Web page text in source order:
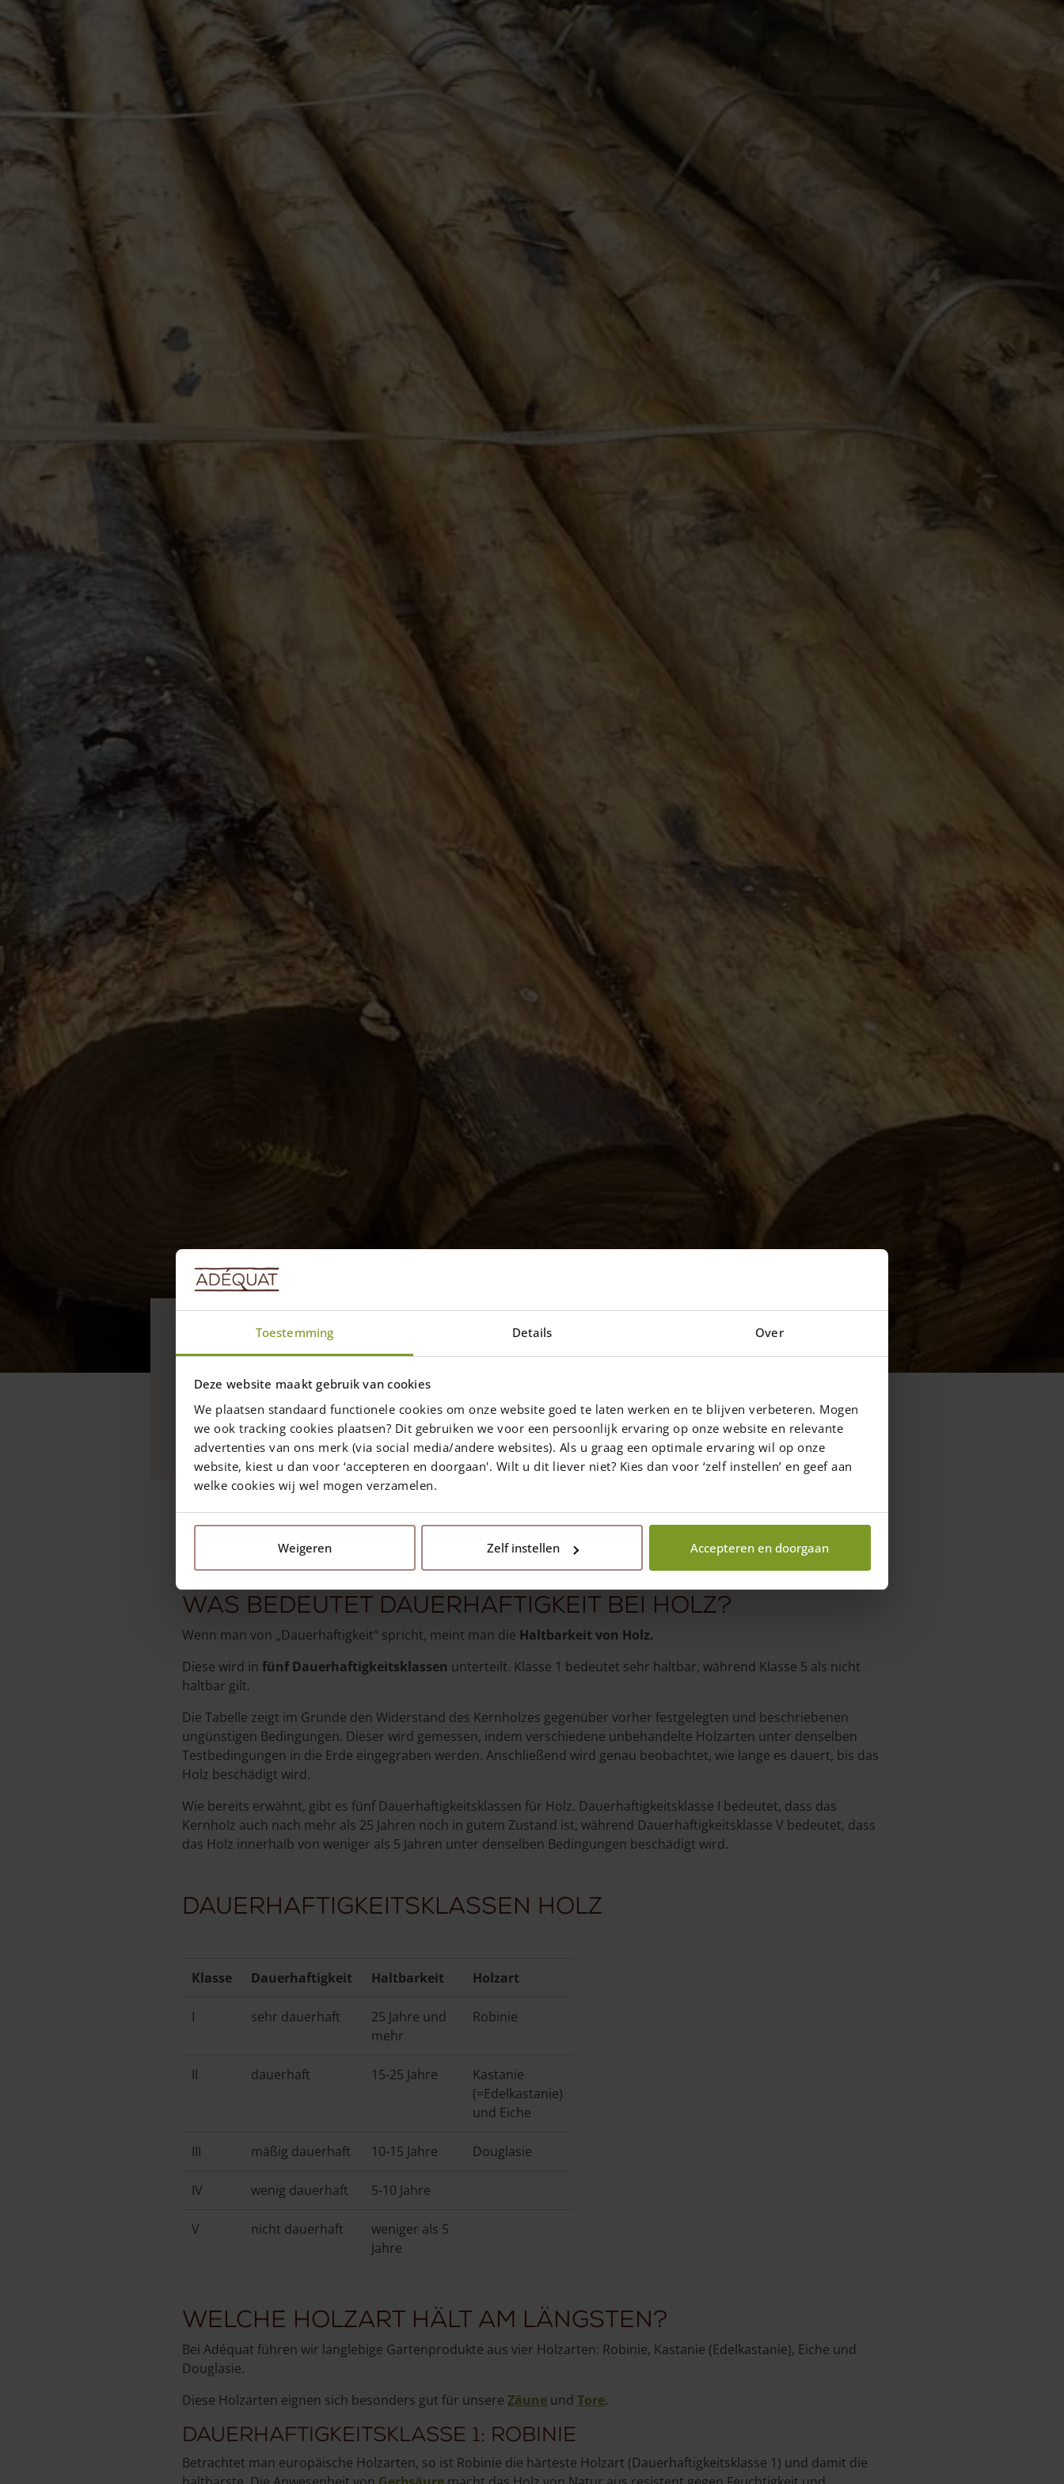
Toestemming Details Over
Deze website maakt gebruik van cookies
We plaatsen standaard functionele cookies om onze website goed te laten werken en te blijven verbeteren. Mogen
we ook tracking cookies plaatsen? Dit gebruiken we voor een persoonlijk ervaring op onze website en relevante
advertenties van ons merk (via social media/andere websites). Als u graag een optimale ervaring wil op onze
website, kiest u dan voor ‘accepteren en doorgaan'. Wilt u dit liever niet? Kies dan voor ‘zelf instellen’ en geef aan
welke cookies wij wel mogen verzamelen.
Weigeren Zelf instellen Accepteren en doorgaan
Service & Kontakt
Dauerhaftigkeitsklassen von
Holzarten
Das Holz der Edelkastanie (Castanea sativa) ist sehr
widerstandsfähig & langlebig (Dauerhaftigkeitsklasse 2).
18 Oktober 2024 —Rachel
Was bedeutet Dauerhaftigkeit bei Holz?
Wenn man von „Dauerhaftigkeit“ spricht, meint man die Haltbarkeit von Holz.
Diese wird in fünf Dauerhaftigkeitsklassen unterteilt. Klasse 1 bedeutet sehr haltbar, während Klasse 5 als nicht
haltbar gilt.
Die Tabelle zeigt im Grunde den Widerstand des Kernholzes gegenüber vorher festgelegten und beschriebenen
ungünstigen Bedingungen. Dieser wird gemessen, indem verschiedene unbehandelte Holzarten unter denselben
Testbedingungen in die Erde eingegraben werden. Anschließend wird genau beobachtet, wie lange es dauert, bis das
Holz beschädigt wird.
Wie bereits erwähnt, gibt es fünf Dauerhaftigkeitsklassen für Holz. Dauerhaftigkeitsklasse I bedeutet, dass das
Kernholz auch nach mehr als 25 Jahren noch in gutem Zustand ist, während Dauerhaftigkeitsklasse V bedeutet, dass
das Holz innerhalb von weniger als 5 Jahren unter denselben Bedingungen beschädigt wird.
Dauerhaftigkeitsklassen Holz
Klasse Dauerhaftigkeit Haltbarkeit Holzart
I sehr dauerhaft
25 Jahre und
mehr
Robinie
II dauerhaft 15-25 Jahre
Kastanie
(=Edelkastanie)
und Eiche
III mäßig dauerhaft 10-15 Jahre Douglasie
IV wenig dauerhaft 5-10 Jahre
V nicht dauerhaft
weniger als 5
Jahre
Welche Holzart hält am längsten?
Bei Adéquat führen wir langlebige Gartenprodukte aus vier Holzarten: Robinie, Kastanie (Edelkastanie), Eiche und
Douglasie.
Diese Holzarten eignen sich besonders gut für unsere Zäune und Tore.
Dauerhaftigkeitsklasse 1: Robinie
Betrachtet man europäische Holzarten, so ist Robinie die härteste Holzart (Dauerhaftigkeitsklasse 1) und damit die